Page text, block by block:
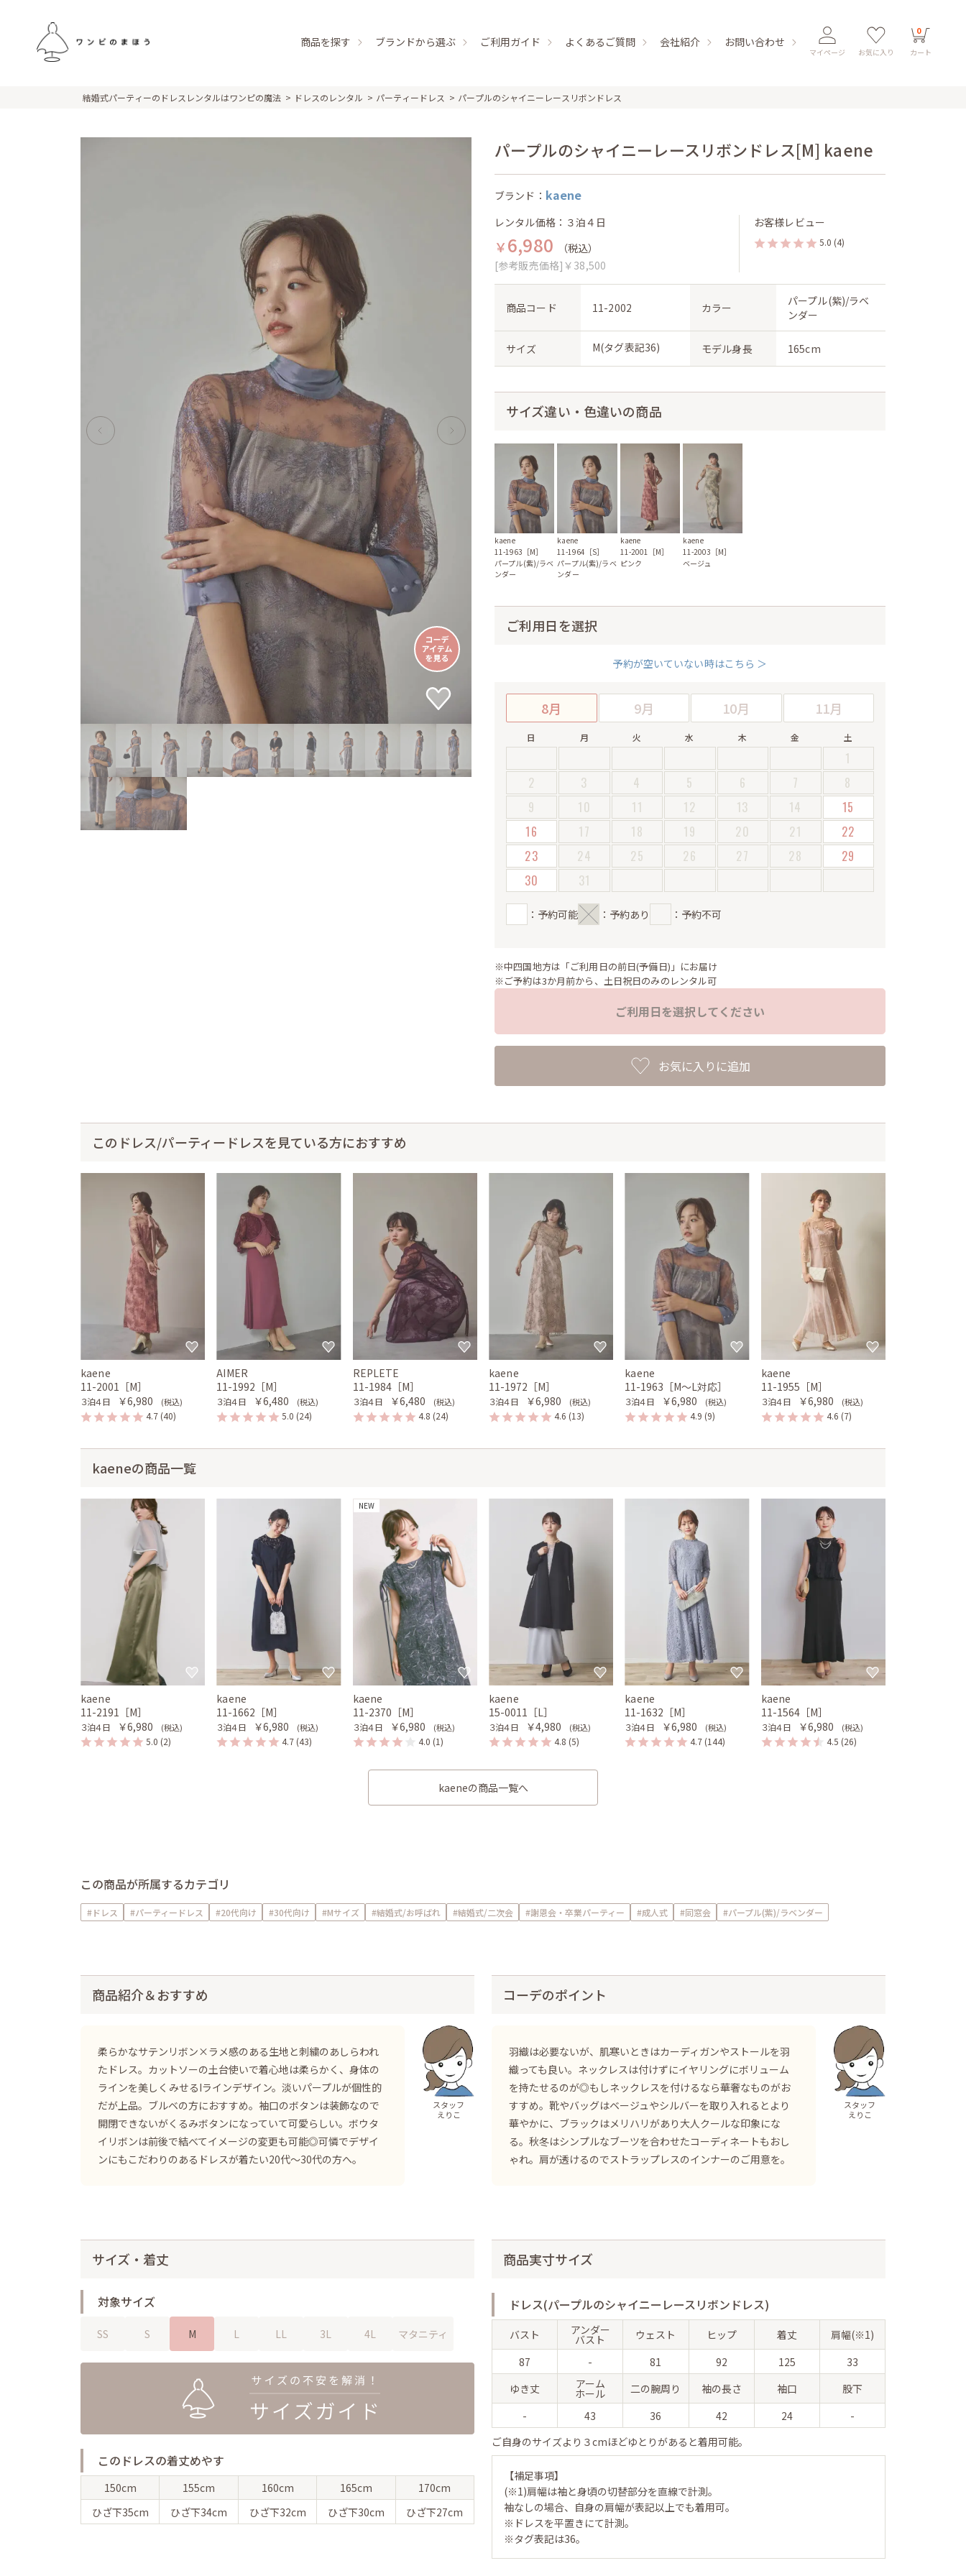
商品を探す ブランドから選ぶ ご利用ガイド よくあるご質問 会社紹介 お問い合わせ
マイページ お気に入り
0
カート
結婚式パーティーのドレスレンタルはワンピの魔法 ドレスのレンタル パーティードレス パープルのシャイニーレースリボンドレス
パープルのシャイニーレースリボンドレス[M] kaene
ブランド： kaene
レンタル価格：３泊４日
￥6,980
（税込）
[参考販売価格]￥38,500
お客様レビュー
5.0 (4)
商品コード 11-2002 カラー
パープル(紫)/ラベ
ンダー
サイズ M(タグ表記36) モデル身長 165cm
サイズ違い・色違いの商品
kaene
11-1963［M］
パープル(紫)/ラベ
ンダー
kaene
11-1964［S］
パープル(紫)/ラベ
ンダー
kaene
11-2001［M］
ピンク
kaene
11-2003［M］
ベージュ
ご利用日を選択
予約が空いていない時はこちら ＞
8月 9月 10月 11月
日 月 火 水 木 金 土
1
2
3 4 5 6 7
8
9
10 11 12 13 14
15
16
17 18 19 20 21
22
23
24 25 26 27 28
29
30
31
：予約可能 ：予約あり ：予約不可
※中四国地方は「ご利用日の前日(予備日)」にお届け
※ご予約は3か月前から、土日祝日のみのレンタル可
ご利用日を選択してください
お気に入りに追加
このドレス/パーティードレスを見ている方におすすめ
kaene
11-2001［M］
３泊４日 ￥6,980 (税込)
4.7 (40)
AIMER
11-1992［M］
３泊４日 ￥6,480 (税込)
5.0 (24)
REPLETE
11-1984［M］
３泊４日 ￥6,480 (税込)
4.8 (24)
kaene
11-1972［M］
３泊４日 ￥6,980 (税込)
4.6 (13)
kaene
11-1963［M〜L対応］
３泊４日 ￥6,980 (税込)
4.9 (9)
kaene
11-1955［M］
３泊４日 ￥6,980 (税込)
4.6 (7)
kaeneの商品一覧
kaene
11-2191［M］
３泊４日 ￥6,980 (税込)
5.0 (2)
kaene
11-1662［M］
３泊４日 ￥6,980 (税込)
4.7 (43)
NEW
kaene
11-2370［M］
３泊４日 ￥6,980 (税込)
4.0 (1)
kaene
15-0011［L］
３泊４日 ￥4,980 (税込)
4.8 (5)
kaene
11-1632［M］
３泊４日 ￥6,980 (税込)
4.7 (144)
kaene
11-1564［M］
３泊４日 ￥6,980 (税込)
4.5 (26)
kaeneの商品一覧へ
この商品が所属するカテゴリ
#ドレス #パーティードレス #20代向け #30代向け #Mサイズ #結婚式/お呼ばれ #結婚式/二次会 #謝恩会・卒業パーティー #成人式 #同窓会 #パープル(紫)/ラベンダー
商品紹介＆おすすめ
柔らかなサテンリボン×ラメ感のある生地と刺繍のあしらわれ
たドレス。カットソーの土台使いで着心地は柔らかく、身体の
ラインを美しくみせるIラインデザイン。淡いパープルが個性的
だが上品。ブルベの方におすすめ。袖口のボタンは装飾なので
開閉できないがくるみボタンになっていて可愛らしい。ボウタ
イリボンは前後で結べてイメージの変更も可能◎可憐でデザイ
ンにもこだわりのあるドレスが着たい20代〜30代の方へ。
スタッフ
えりこ
コーデのポイント
羽織は必要ないが、肌寒いときはカーディガンやストールを羽
織っても良い。ネックレスは付けずにイヤリングにボリューム
を持たせるのが◎もしネックレスを付けるなら華奢なものがお
すすめ。靴やバッグはベージュやシルバーを取り入れるとより
華やかに、ブラックはメリハリがあり大人クールな印象にな
る。秋冬はシンプルなブーツを合わせたコーディネートもおし
ゃれ。肩が透けるのでストラップレスのインナーのご用意を。
スタッフ
えりこ
サイズ・着丈
対象サイズ
SS S M L LL 3L 4L マタニティ
このドレスの着丈めやす
150cm 155cm 160cm 165cm
170cm
ひざ下35cm ひざ下34cm ひざ下32cm ひざ下30cm ひざ下27cm
商品実寸サイズ
ドレス(パープルのシャイニーレースリボンドレス)
バスト アンダー
バスト ウェスト ヒップ 着丈
肩幅(※1)
87
- 81 92 125
33
ゆき丈
アーム
ホール 二の腕周り 袖の長さ 袖口
股下
-
43 36 42 24
-
ご自身のサイズより３cmほどゆとりがあると着用可能。
【補足事項】
(※1)肩幅は袖と身頃の切替部分を直線で計測。
袖なしの場合、自身の肩幅が表記以上でも着用可。
※ドレスを平置きにて計測。
※タグ表記は36。